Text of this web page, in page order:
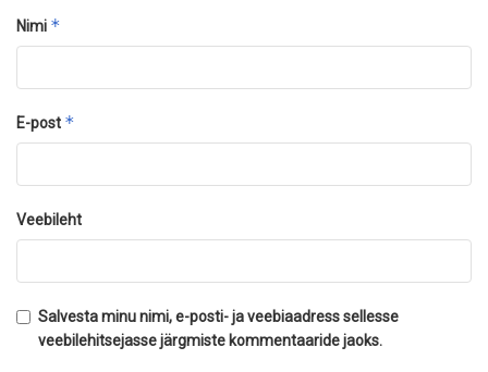
Nimi *
E-post *
Veebileht
Salvesta minu nimi, e-posti- ja veebiaadress sellesse
veebilehitsejasse järgmiste kommentaaride jaoks.